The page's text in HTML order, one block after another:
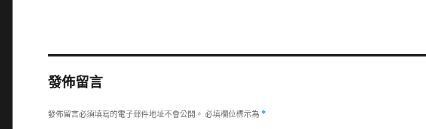
發佈留言
發佈留言必須填寫的電子郵件地址不會公開。 必填欄位標示為 *